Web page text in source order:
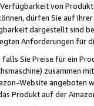
von
dürfen Sie auf
dargestellt sind
Anforderungen für
falls Sie Preise für ein
zusammen
Website angeboten
Produkt auf der